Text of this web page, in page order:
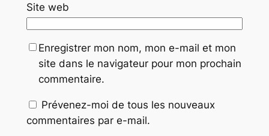
Site web
Enregistrer mon nom, mon e-mail et mon
site dans le navigateur pour mon prochain
commentaire.
Prévenez-moi de tous les nouveaux
commentaires par e-mail.